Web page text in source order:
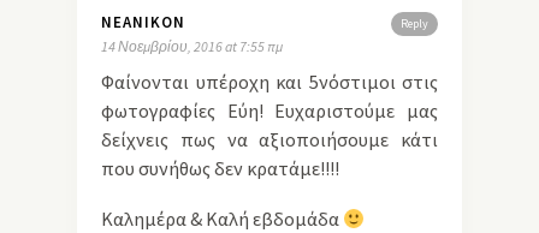
Reply
NEANIKON
14 Νοεμβρίου, 2016 at 7:55 πμ
Φαίνονται υπέροχη και 5νόστιμοι στις
φωτογραφίες Εύη! Ευχαριστούμε μας
δείχνεις πως να αξιοποιήσουμε κάτι
που συνήθως δεν κρατάμε!!!!
Καλημέρα & Καλή εβδομάδα